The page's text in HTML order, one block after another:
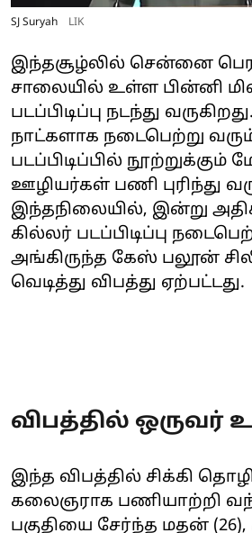
SJ Suryah LIK
இந்தசூழ்லில் சென்னை
சாலையில் உள்ள பின்னி
படப்பிடிப்பு நடந்து
நாட்களாக நடைபெற்று
படப்பிடிப்பில் நூற்றுக்கும்
ஊழியர்கள் பணி புரிந்து
இந்தநிலையில், இன்று
கில்லர் படப்பிடிப்பு
அங்கிருந்த கேஸ் பலூன்
வெடித்து விபத்து ஏற்பட்டது.
விபத்தில் ஒருவர்
இந்த விபத்தில் சிக்கி
கலைஞராக பணியாற்றி
பகுதியை சேர்ந்த மதன்